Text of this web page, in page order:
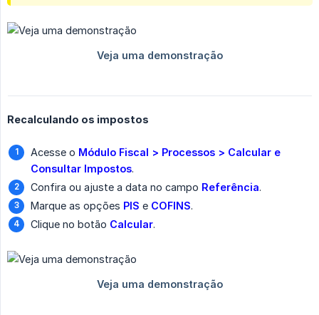
Recalculando os impostos
Acesse o Módulo Fiscal > Processos > Calcular e
Consultar Impostos.
Confira ou ajuste a data no campo Referência.
Marque as opções PIS e COFINS.
Clique no botão Calcular.